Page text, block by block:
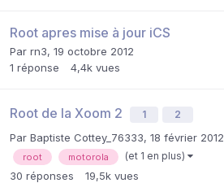
Root apres mise à jour iCS
Par rn3, 19 octobre 2012
1 réponse 4,4k vues
Root de la Xoom 2 1 2
Par Baptiste Cottey_76333, 18 février 2012
root motorola (et 1 en plus)
30 réponses 19,5k vues